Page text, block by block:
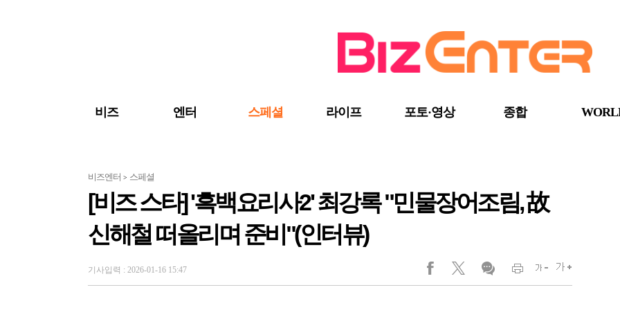
비즈 엔터 스페셜 라이프 포토·영상 종합
비즈엔터 > 스페셜
[비즈 스타] '흑백요리사2' 최강록 "민물장어조림, 故
신해철 떠올리며 준비"(인터뷰)
기사입력 : 2026-01-16 15:47